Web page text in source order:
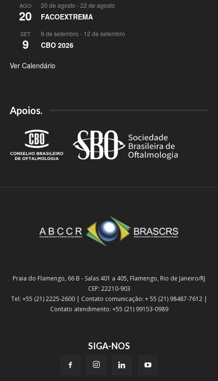
AGO
20
20 de agosto -22 de agosto
FACOEXTREMA
SET
9
9 de setembro - 12 de setembro
CBO 2026
Ver Calendário
Apoios.
Praia do Flamengo, 66 B - Salas 401 a 405, Flamengo, Rio de Janeiro/RJ
CEP: 22210-903
Tel: +55 (21) 2225-2600 | Contato comunicação: + 55 (21) 98487-7612 |
Contato atendimento: +55 (21) 99153-0989
SIGA-NOS